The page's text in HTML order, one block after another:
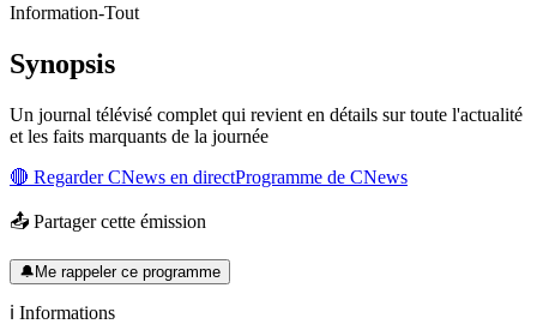
Information-Tout
Synopsis
Un journal télévisé complet qui revient en détails sur toute l'actualité
et les faits marquants de la journée
🔴 RegarderCNews en directProgramme de CNews
📤 Partager cette émission
🔔Me rappeler ce programme
ℹ️ Informations